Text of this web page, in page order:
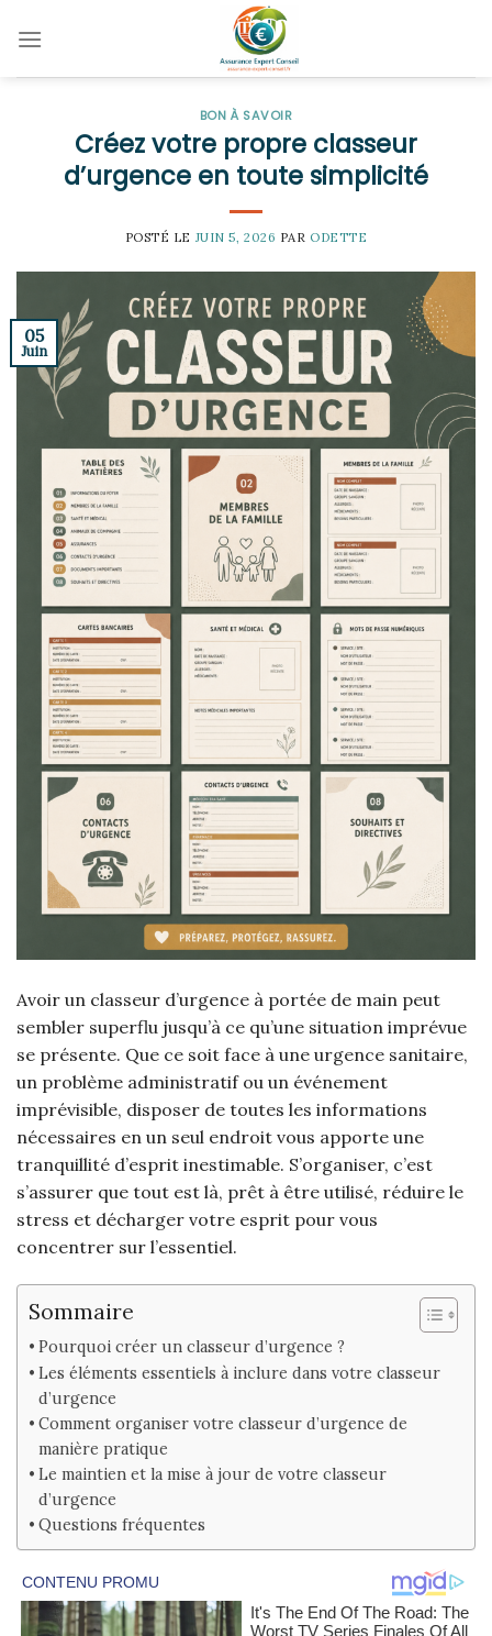
BON À SAVOIR
Créez votre propre classeur
d’urgence en toute simplicité
POSTÉ LE JUIN 5, 2026 PAR ODETTE
05
Juin
Avoir un classeur d’urgence à portée de main peut
sembler superflu jusqu’à ce qu’une situation imprévue
se présente. Que ce soit face à une urgence sanitaire,
un problème administratif ou un événement
imprévisible, disposer de toutes les informations
nécessaires en un seul endroit vous apporte une
tranquillité d’esprit inestimable. S’organiser, c’est
s’assurer que tout est là, prêt à être utilisé, réduire le
stress et décharger votre esprit pour vous
concentrer sur l’essentiel.
Sommaire
Pourquoi créer un classeur d’urgence ?
Les éléments essentiels à inclure dans votre classeur
d’urgence
Comment organiser votre classeur d’urgence de
manière pratique
Le maintien et la mise à jour de votre classeur
d’urgence
Questions fréquentes